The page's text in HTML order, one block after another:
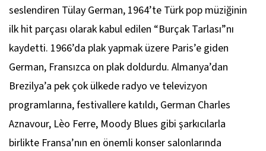
seslendiren Tülay German, 1964’te Türk pop müziğinin
ilk hit parçası olarak kabul edilen “Burçak Tarlası”nı
kaydetti. 1966’da plak yapmak üzere Paris’e giden
German, Fransızca on plak doldurdu. Almanya’dan
Brezilya’a pek çok ülkede radyo ve televizyon
programlarına, festivallere katıldı, German Charles
Aznavour, Lèo Ferre, Moody Blues gibi şarkıcılarla
birlikte Fransa’nın en önemli konser salonlarında